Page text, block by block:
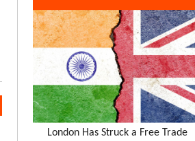
London Has Struck a Free Trade